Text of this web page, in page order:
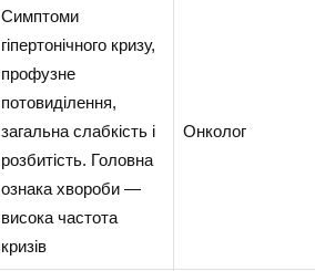
Симптоми
гіпертонічного кризу,
профузне
потовиділення,
загальна слабкість і
розбитість. Головна
ознака хвороби —
висока частота
кризів
Онколог